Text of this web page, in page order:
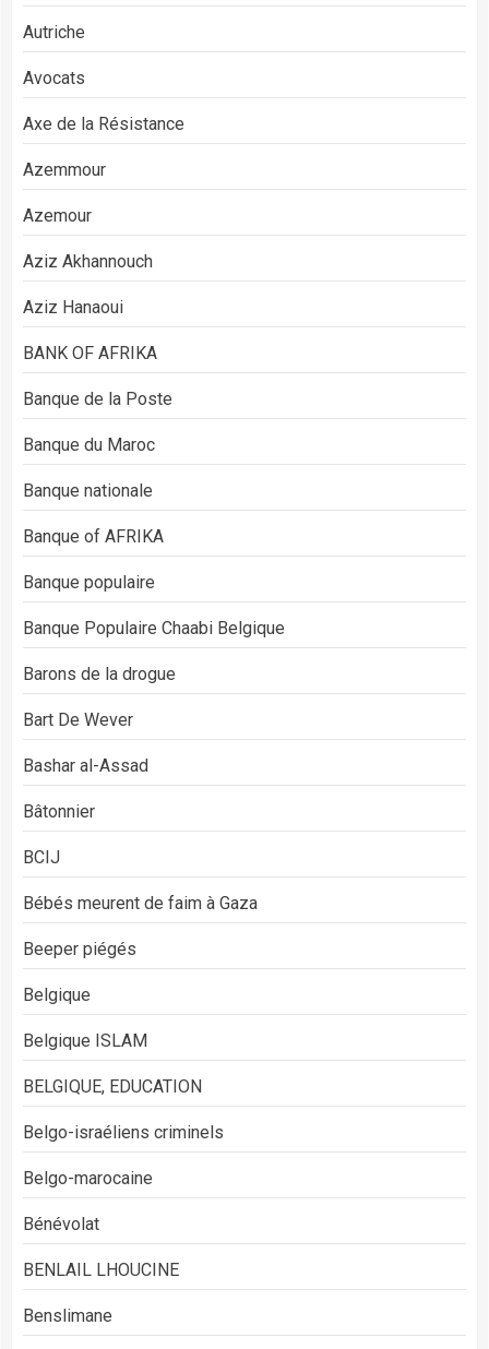
Autriche
Avocats
Axe de la Résistance
Azemmour
Azemour
Aziz Akhannouch
Aziz Hanaoui
BANK OF AFRIKA
Banque de la Poste
Banque du Maroc
Banque nationale
Banque of AFRIKA
Banque populaire
Banque Populaire Chaabi Belgique
Barons de la drogue
Bart De Wever
Bashar al-Assad
Bâtonnier
BCIJ
Bébés meurent de faim à Gaza
Beeper piégés
Belgique
Belgique ISLAM
BELGIQUE, EDUCATION
Belgo-israéliens criminels
Belgo-marocaine
Bénévolat
BENLAIL LHOUCINE
Benslimane